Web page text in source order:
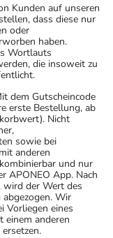
Kunden auf unseren
dass diese nur
oder
haben.
Wortlauts
die insoweit zu
dem Gutscheincode
erste Bestellung, ab
Nicht
sowie bei
anderen
und nur
APONEO App. Nach
wird der Wert des
Wir
Vorliegen eines
einem anderen